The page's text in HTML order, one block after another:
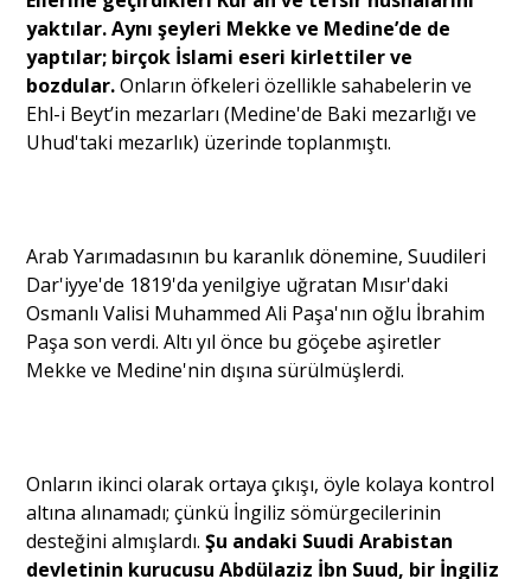
yaktılar. Aynı şeyleri Mekke ve Medine’de de
yaptılar; birçok İslami eseri kirlettiler ve
bozdular.Onların öfkeleri özellikle sahabelerin ve
Ehl-i Beyt’in mezarları (Medine'de Baki mezarlığı ve
Uhud'taki mezarlık) üzerinde toplanmıştı.
Arab Yarımadasının bu karanlık dönemine, Suudileri
Dar'iyye'de 1819'da yenilgiye uğratan Mısır'daki
Osmanlı Valisi Muhammed Ali Paşa'nın oğlu İbrahim
Paşa son verdi. Altı yıl önce bu göçebe aşiretler
Mekke ve Medine'nin dışına sürülmüşlerdi.
Onların ikinci olarak ortaya çıkışı, öyle kolaya kontrol
altına alınamadı; çünkü İngiliz sömürgecilerinin
desteğini almışlardı.Şu andaki Suudi Arabistan
devletinin kurucusu Abdülaziz İbn Suud, bir İngiliz